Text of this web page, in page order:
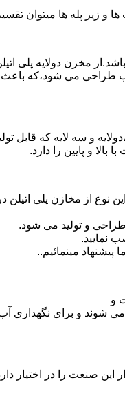
و زیر پله ها میتوان
مخزن دولایه پلی
طراحی می شود،که
و پایین را دارد.
باشد.با توجه به نیاز این نوع
طراحی و تولید می شود.
نمایید.
مینمائیم..
و
می شوند و برای
ماده پلیمری که در صنعت قالب گیری دورانی از آن